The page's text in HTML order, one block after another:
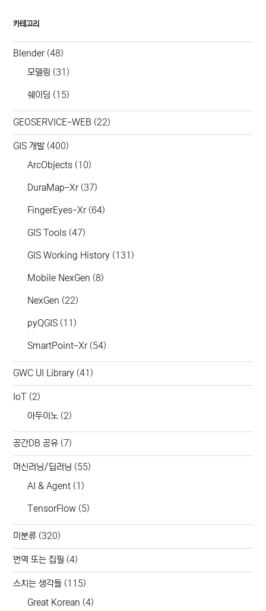
카테고리
Blender(48)
모델링 (31)
쉐이딩 (15)
GEOSERVICE-WEB (22)
GIS 개발 (400)
ArcObjects (10)
DuraMap-Xr(37)
FingerEyes-Xr(64)
GIS Tools (47)
GIS Working History (131)
Mobile NexGen (8)
NexGen (22)
pyQGIS (11)
SmartPoint-Xr(54)
GWC UI Library (41)
IoT (2)
아두이노 (2)
공간DB 공유 (7)
머신러닝/딥러닝 (55)
AI & Agent (1)
TensorFlow (5)
미분류 (320)
번역 또는 집필 (4)
스치는 생각들 (115)
Great Korean (4)